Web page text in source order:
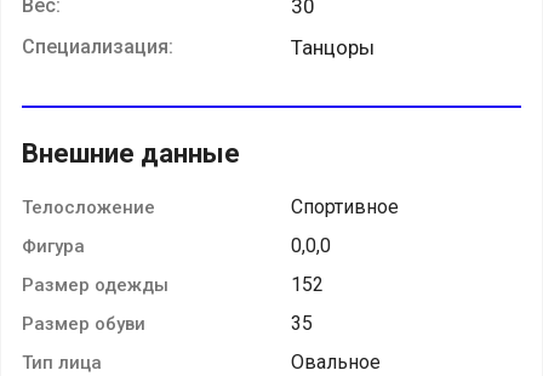
Вес: 30
Специализация: Танцоры
Внешние данные
Телосложение Спортивное
Фигура 0,0,0
Размер одежды 152
Размер обуви 35
Тип лица Овальное